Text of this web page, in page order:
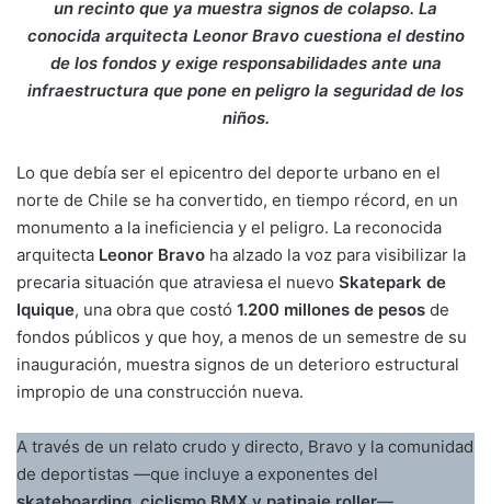
un recinto que ya muestra signos de colapso. La
conocida arquitecta Leonor Bravo cuestiona el destino
de los fondos y exige responsabilidades ante una
infraestructura que pone en peligro la seguridad de los
niños.
Lo que debía ser el epicentro del deporte urbano en el
norte de Chile se ha convertido, en tiempo récord, en un
monumento a la ineficiencia y el peligro. La reconocida
arquitecta Leonor Bravo ha alzado la voz para visibilizar la
precaria situación que atraviesa el nuevo Skatepark de
Iquique, una obra que costó 1.200 millones de pesos de
fondos públicos y que hoy, a menos de un semestre de su
inauguración, muestra signos de un deterioro estructural
impropio de una construcción nueva.
A través de un relato crudo y directo, Bravo y la comunidad
de deportistas —que incluye a exponentes del